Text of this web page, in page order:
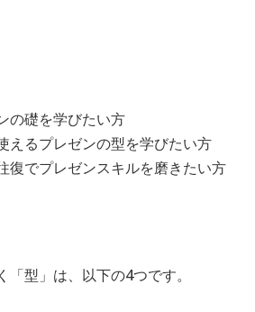
の礎を学びたい方
えるプレゼンの型を学びたい方
復でプレゼンスキルを磨きたい方
型」は、以下の4つです。